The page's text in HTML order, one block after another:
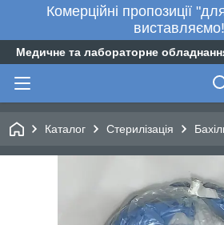
Комерційні пропозиції
виставляємо!
Медичне та лабораторне
Каталог Стерилізація